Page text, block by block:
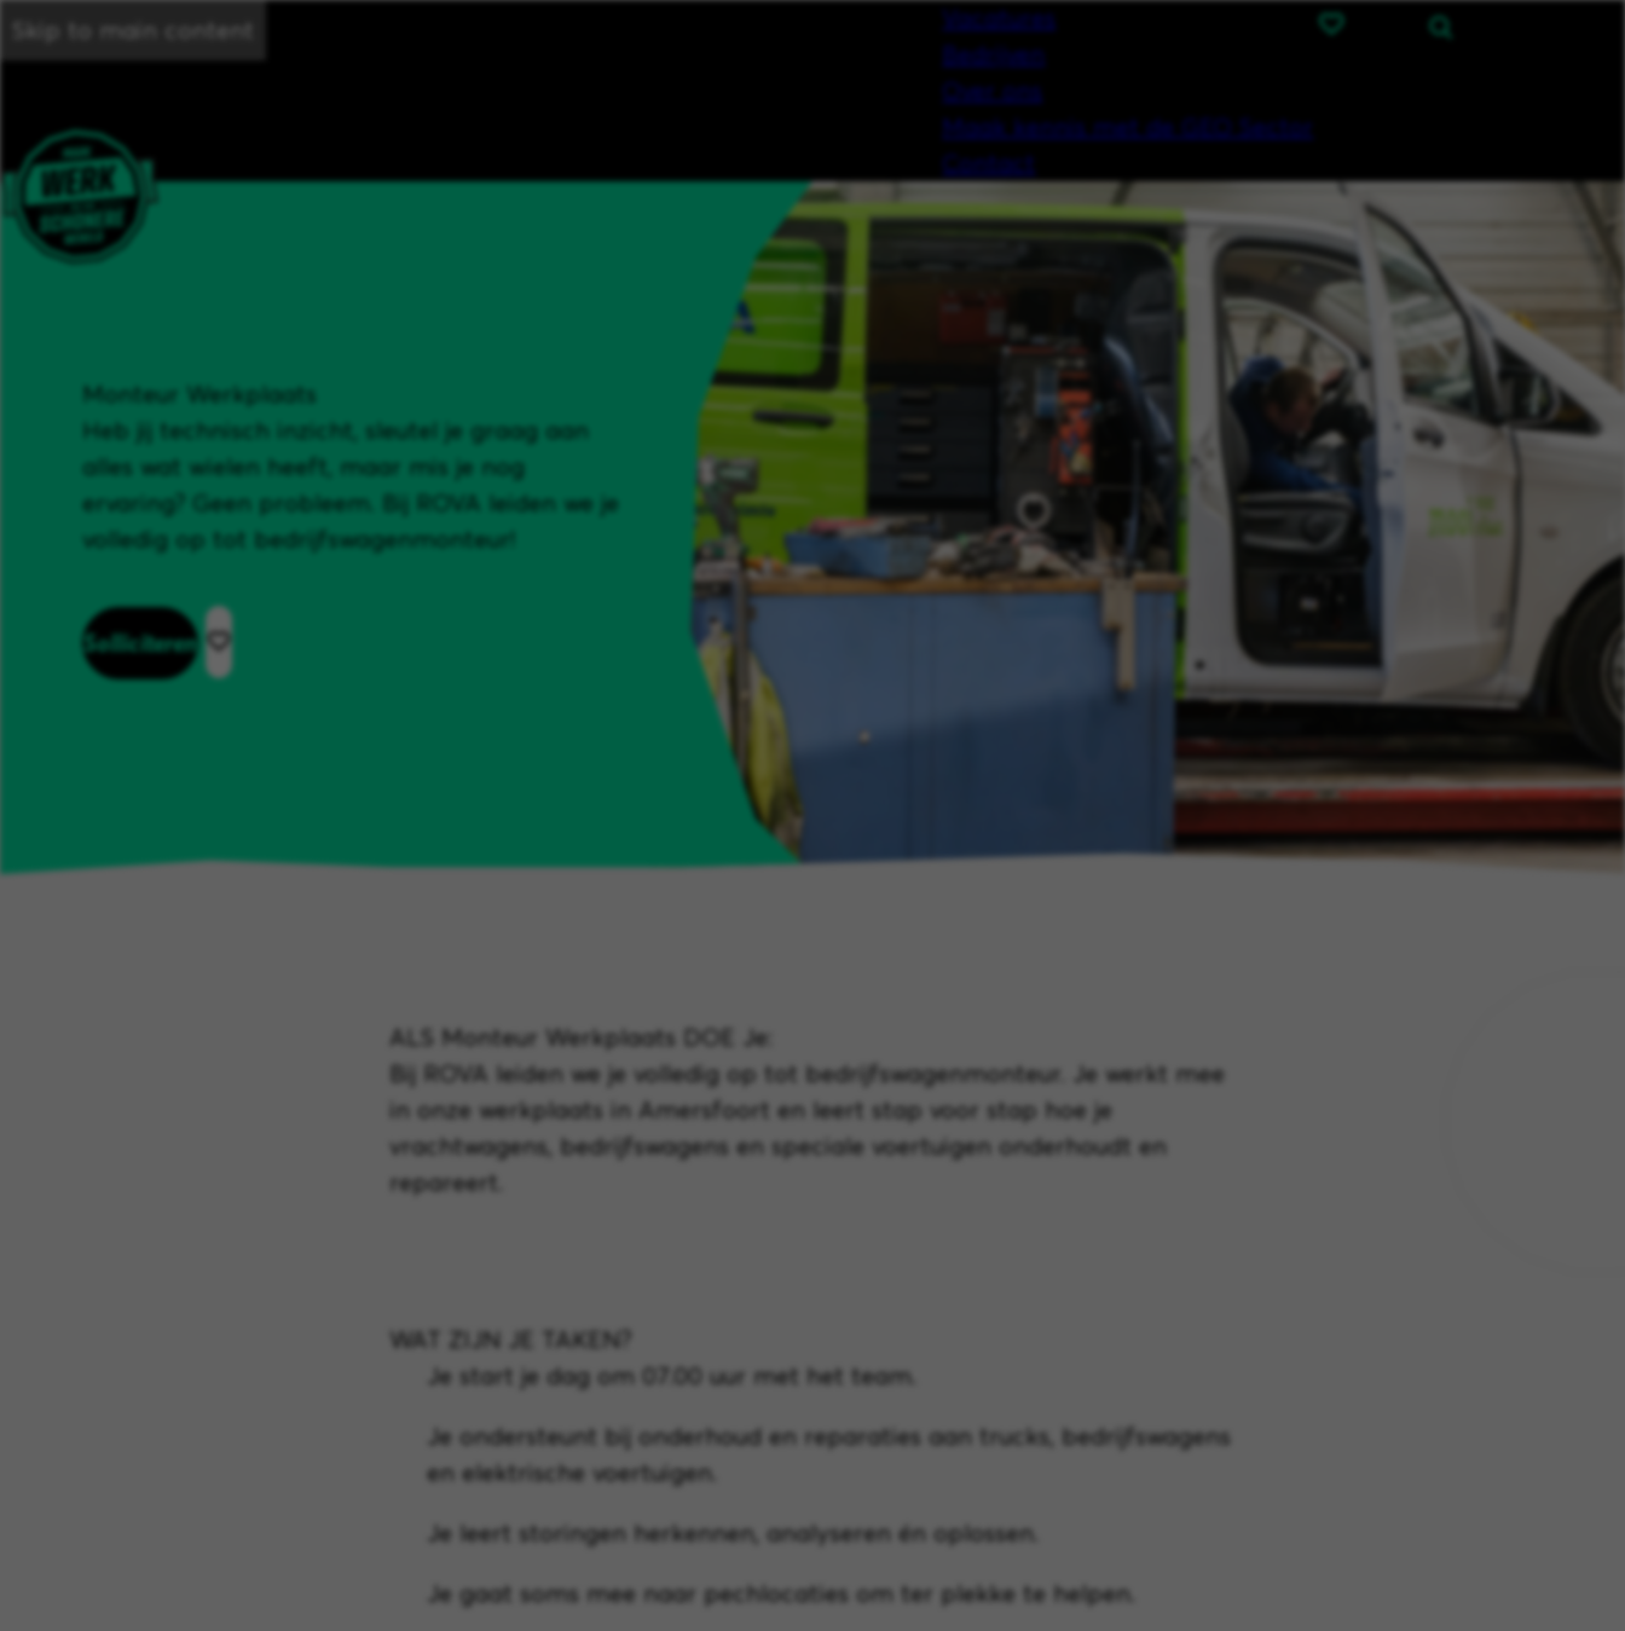
Skip to main content
Vacatures
Bedrijven
Over ons
Maak kennis met de GEO Sector
Contact
Monteur Werkplaats
Heb jij technisch inzicht, sleutel je graag aan
alles wat wielen heeft, maar mis je nog
ervaring? Geen probleem. Bij ROVA leiden we je
volledig op tot bedrijfswagenmonteur!
Solliciteren
ALS Monteur Werkplaats DOE Je:
Bij ROVA leiden we je volledig op tot bedrijfswagenmonteur. Je werkt mee
in onze werkplaats in Amersfoort en leert stap voor stap hoe je
vrachtwagens, bedrijfswagens en speciale voertuigen onderhoudt en
repareert.
WAT ZIJN JE TAKEN?
Je start je dag om 07.00 uur met het team.
Je ondersteunt bij onderhoud en reparaties aan trucks, bedrijfswagens
en elektrische voertuigen.
Je leert storingen herkennen, analyseren én oplossen.
Je gaat soms mee naar pechlocaties om ter plekke te helpen.